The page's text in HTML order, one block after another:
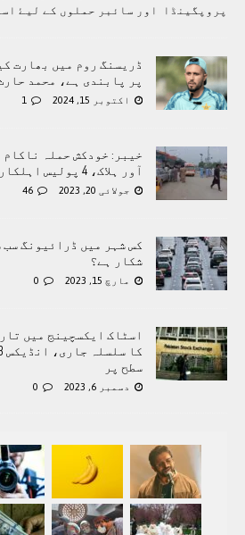
پروپگينڈا اور سائبر حملوں کے ليۓ
ڈریسنگ روم میں بھارت
پر پابندی ہے، محمد
اکتوبر 15, 2024 1
آور ہلاک، 4 پولیس اہلکار شہید
جولائی 20, 2023 46
کس شہر میں ڈرائیونگ سب
شکار ہے؟
مارچ 15, 2023 0
اسٹاک ایکسچینج میں
سطح پر
دسمبر 6, 2023 0